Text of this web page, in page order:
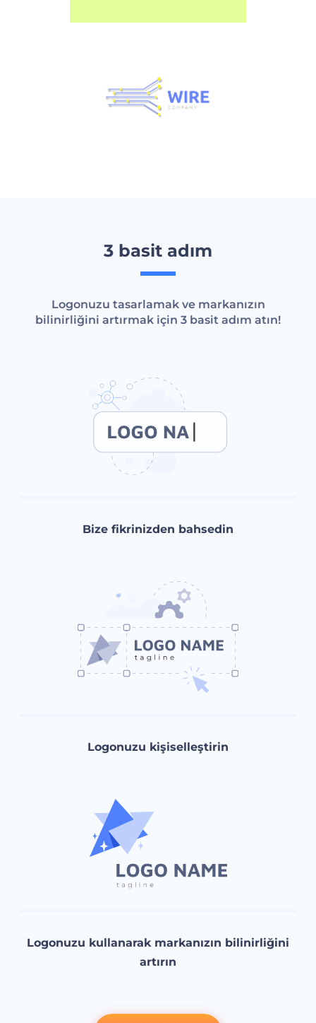
3 basit adım
Logonuzu tasarlamak ve markanızın
bilinirliğini artırmak için 3 basit adım atın!
Bize fikrinizden bahsedin
Logonuzu kişiselleştirin
Logonuzu kullanarak markanızın bilinirliğini
artırın